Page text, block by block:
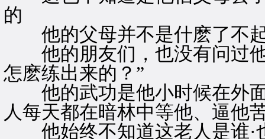
的
他的父母并不是什麽了不
他的朋友们，也没有问过他
怎麽练出来的？”
他的武功是他小时候在外面
人每天都在暗林中等他、逼他
他始终不知道这老人是谁·